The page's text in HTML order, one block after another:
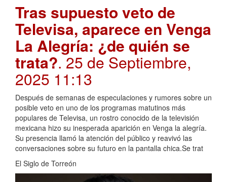
Tras supuesto veto de
Televisa, aparece en Venga
La Alegría: ¿de quién se
trata?. 25 de Septiembre,
2025 11:13
Después de semanas de especulaciones y rumores sobre un
posible veto en uno de los programas matutinos más
populares de Televisa, un rostro conocido de la televisión
mexicana hizo su inesperada aparición en Venga la alegría.
Su presencia llamó la atención del público y reavivó las
conversaciones sobre su futuro en la pantalla chica.Se trat
El Siglo de Torreón